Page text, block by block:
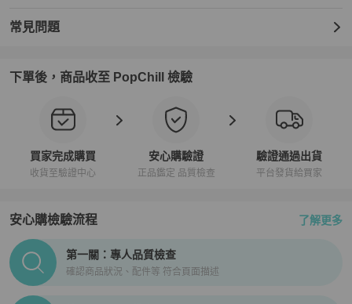
⚠️ 近年來詐騙盛行，越來越多不肖商人盜圖販售 請各位謹慎當心⚠️
🩷🩷🩷🩷有任何問題歡迎私訊聊聊🩷🩷🩷🩷
常見問題
下單後，商品收至 PopChill 檢驗
買家完成購買
收貨至驗證中心
安心購驗證
正品鑑定 品質檢查
驗證通過出貨
平台發貨給買家
安心購檢驗流程 了解更多
PopChill拍拍圈正品驗證、安心購檢驗流程介紹
第一關：專人品質檢查
確認商品狀況、配件等 符合頁面描述